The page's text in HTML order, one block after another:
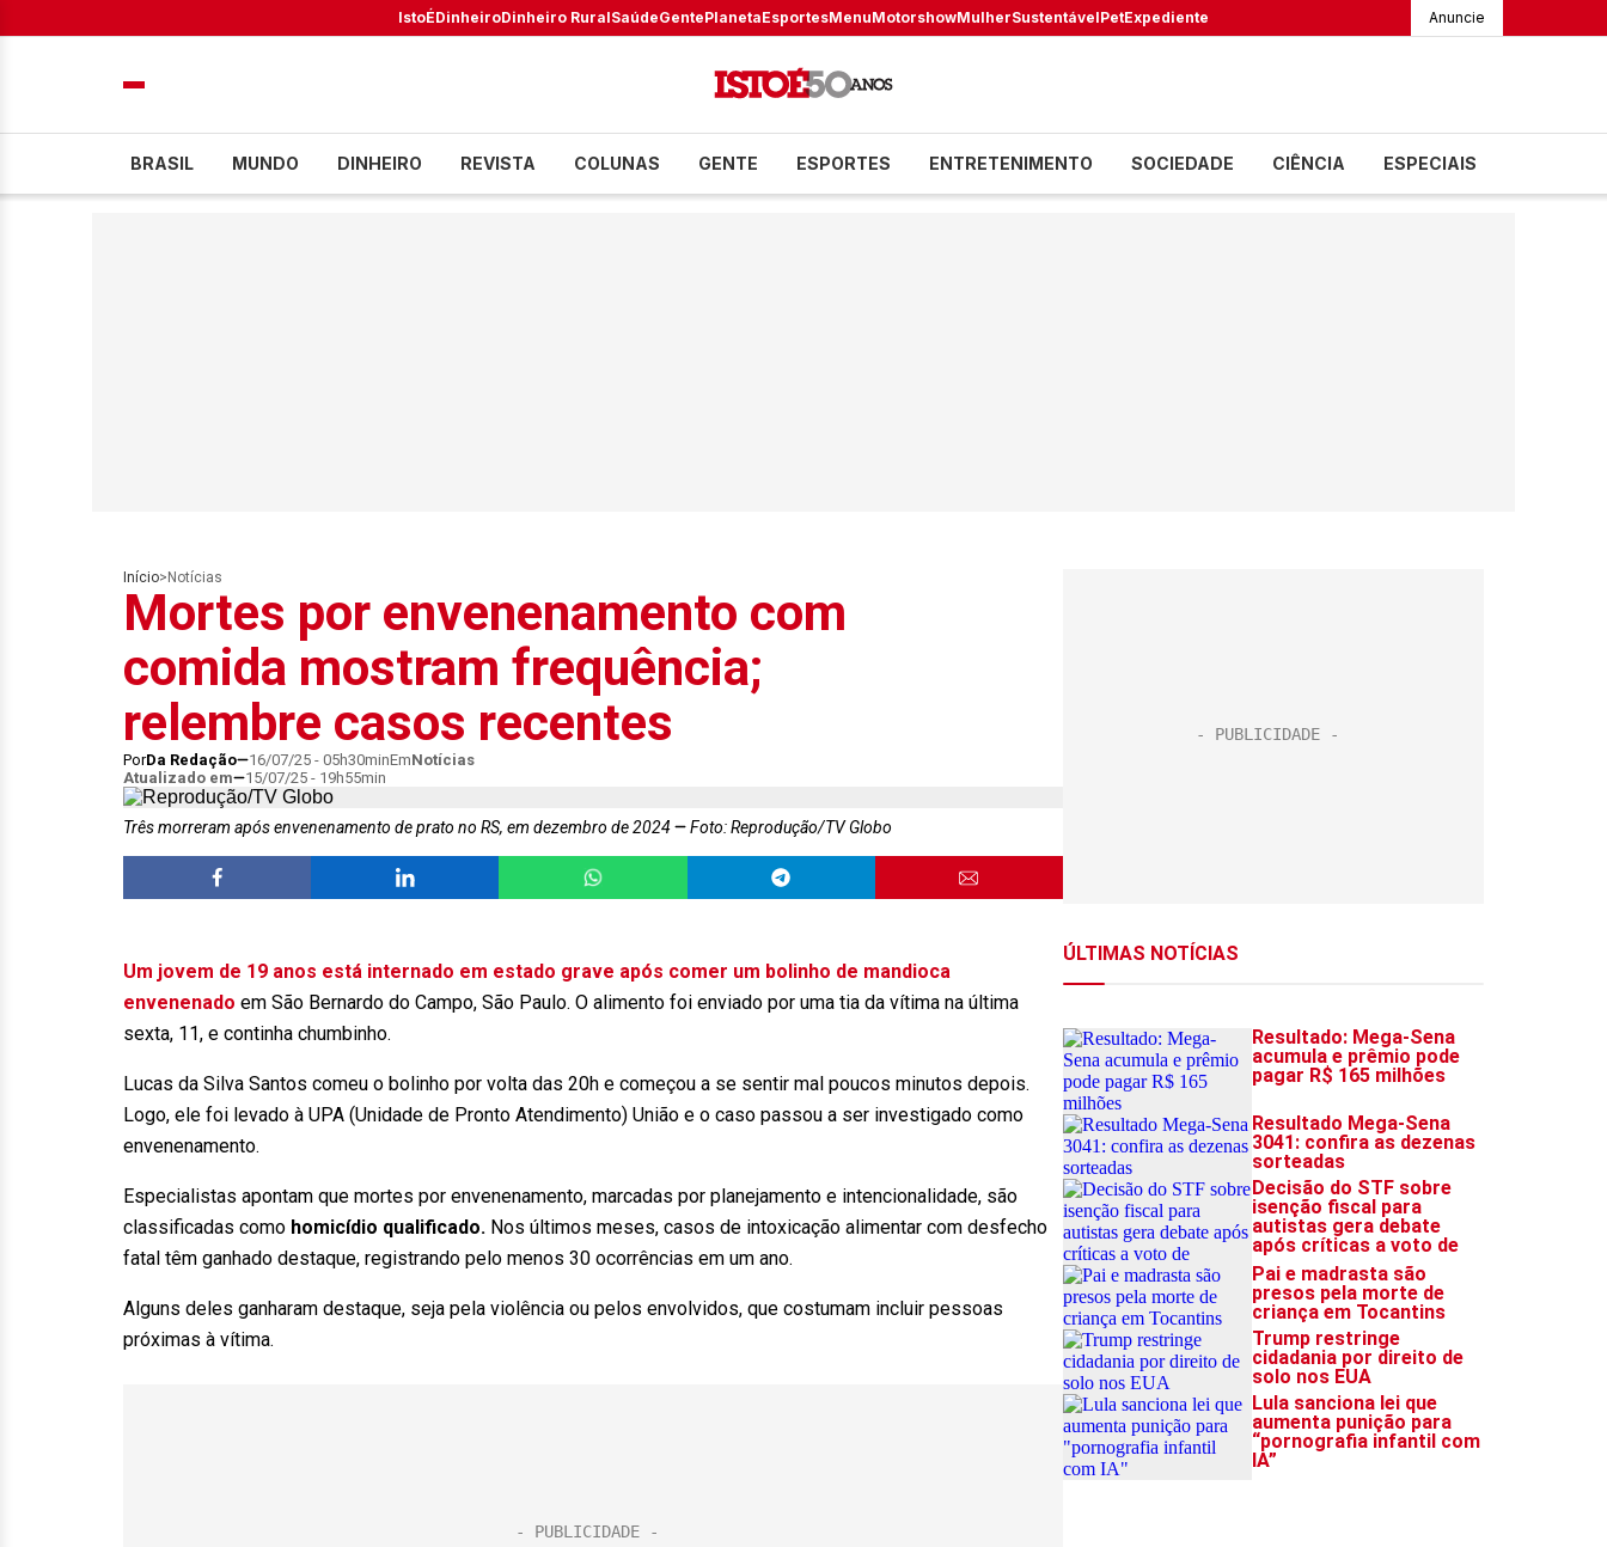
IstoÉDinheiroDinheiro RuralSaúdeGentePlanetaEsportesMenuMotorshowMulherSustentávelPetExpediente Anuncie
BRASIL MUNDO DINHEIRO REVISTA COLUNAS GENTE ESPORTES ENTRETENIMENTO SOCIEDADE CIÊNCIA ESPECIAIS
Início> Notícias
Mortes por envenenamento com
comida mostram frequência;
relembre casos recentes
PorDa Redação 16/07/25 - 05h30minEmNotícias
Atualizado em
15/07/25 - 19h55min
Três morreram após envenenamento de prato no RS, em dezembro de 2024 Foto: Reprodução/TV Globo
Um jovem de 19 anos está internado em estado grave após comer um bolinho de mandioca
envenenado em São Bernardo do Campo, São Paulo. O alimento foi enviado por uma tia da vítima na última
sexta, 11, e continha chumbinho.
Lucas da Silva Santos comeu o bolinho por volta das 20h e começou a se sentir mal poucos minutos depois.
Logo, ele foi levado à UPA (Unidade de Pronto Atendimento) União e o caso passou a ser investigado como
envenenamento.
Especialistas apontam que mortes por envenenamento, marcadas por planejamento e intencionalidade, são
classificadas como homicídio qualificado. Nos últimos meses, casos de intoxicação alimentar com desfecho
fatal têm ganhado destaque, registrando pelo menos 30 ocorrências em um ano.
Alguns deles ganharam destaque, seja pela violência ou pelos envolvidos, que costumam incluir pessoas
próximas à vítima.